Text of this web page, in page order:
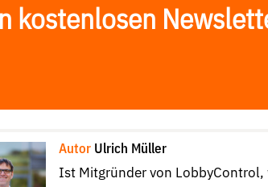
kostenlosen
Autor Ulrich Müller
Ist Mitgründer von